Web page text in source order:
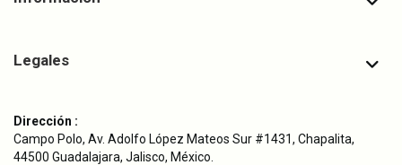
Legales
Dirección :
Campo Polo, Av. Adolfo López Mateos Sur #1431, Chapalita,
44500 Guadalajara, Jalisco, México.